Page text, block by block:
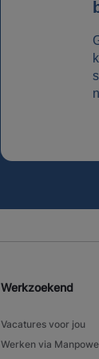
Werkzoekend
Vacatures voor jou
Werken via